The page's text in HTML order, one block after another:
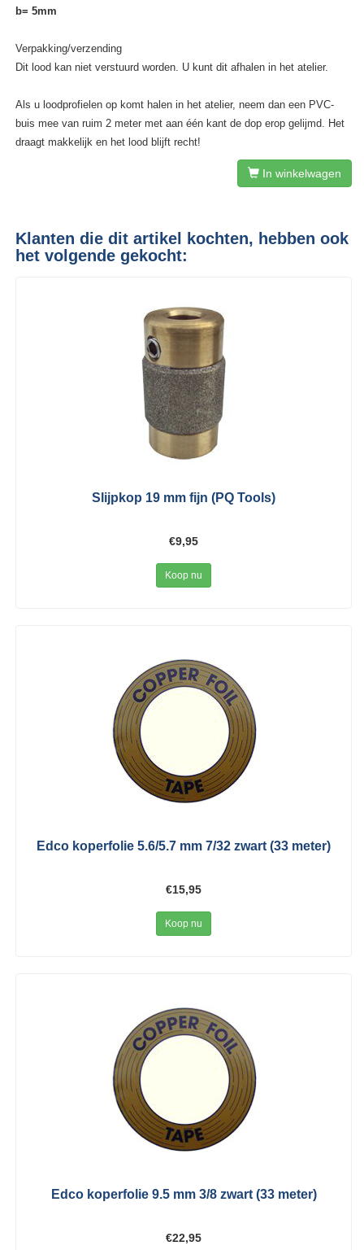
b= 5mm
Verpakking/verzending
Dit lood kan niet verstuurd worden. U kunt dit afhalen in het atelier.
Als u loodprofielen op komt halen in het atelier, neem dan een PVC-
buis mee van ruim 2 meter met aan één kant de dop erop gelijmd. Het
draagt makkelijk en het lood blijft recht!
In winkelwagen
Klanten die dit artikel kochten, hebben ook
het volgende gekocht:
Slijpkop 19 mm fijn (PQ Tools)
€9,95
Koop nu
Edco koperfolie 5.6/5.7 mm 7/32 zwart (33 meter)
€15,95
Koop nu
Edco koperfolie 9.5 mm 3/8 zwart (33 meter)
€22,95